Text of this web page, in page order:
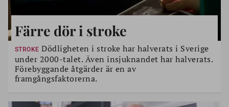
Färre dör i stroke
STROKE Dödligheten i stroke har halverats i Sverige
under 2000-talet. Även insjuknandet har halverats.
Förebyggande åtgärder är en av
framgångsfaktorerna.